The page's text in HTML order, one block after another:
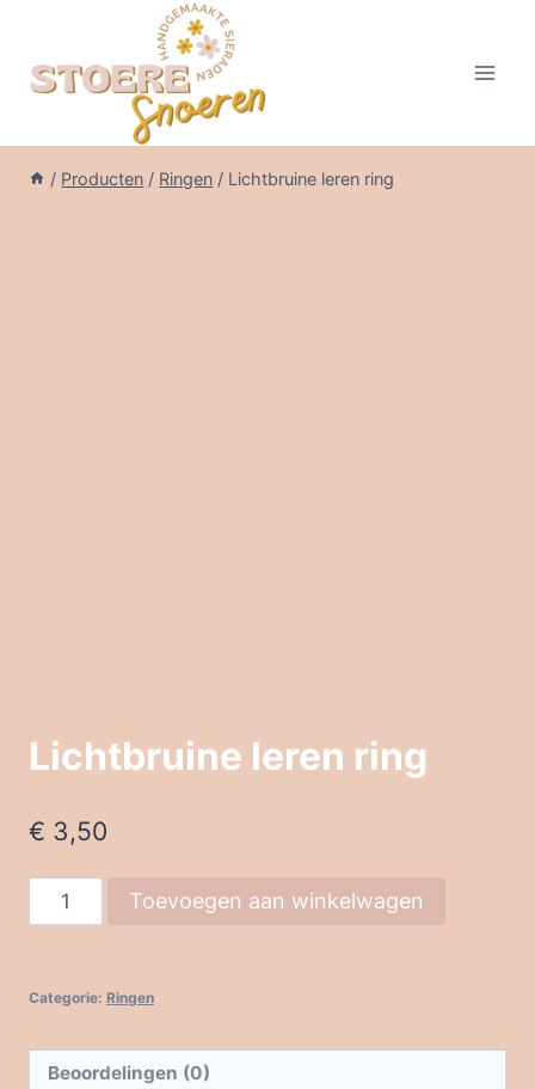
inhoud
/ Producten / Ringen / Lichtbruine leren ring
Lichtbruine leren ring
€ 3,50
Lichtbruine
leren
aantal
Toevoegen aan winkelwagen
Categorie: Ringen
Beoordelingen (0)